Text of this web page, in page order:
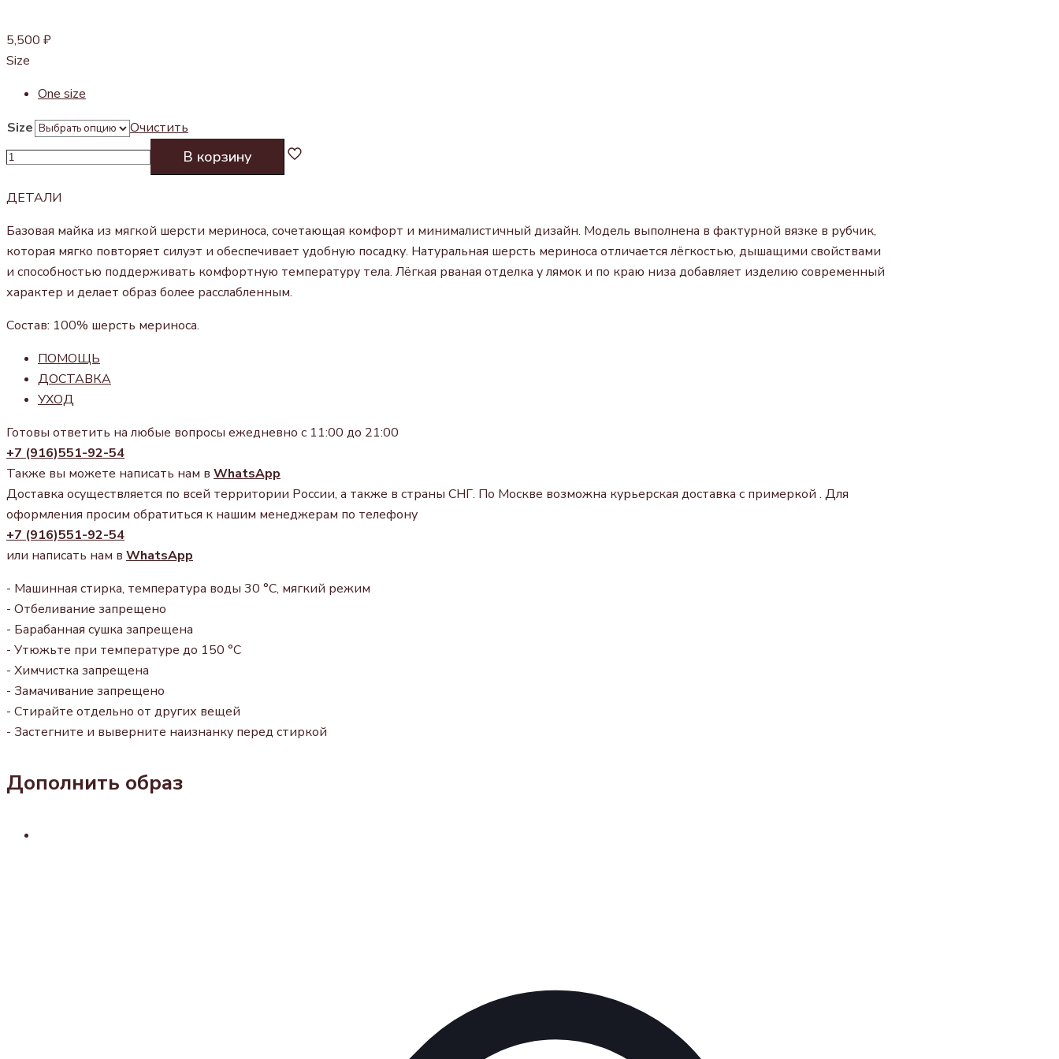
5,500 ₽
Size
One size
Size
Очистить
Количество
МАЙКА
ШЕРСТИ
СЕРАЯ
В корзину
ДЕТАЛИ
Базовая майка из мягкой шерсти мериноса, сочетающая комфорт и минималистичный дизайн. Модель выполнена в фактурной вязке в рубчик,
которая мягко повторяет силуэт и обеспечивает удобную посадку. Натуральная шерсть мериноса отличается лёгкостью, дышащими свойствами
и способностью поддерживать комфортную температуру тела. Лёгкая рваная отделка у лямок и по краю низа добавляет изделию современный
характер и делает образ более расслабленным.
Состав: 100% шерсть мериноса.
ПОМОЩЬ
ДОСТАВКА
УХОД
Готовы ответить на любые вопросы ежедневно с 11:00 до 21:00
+7 (916)551-92-54
Также вы можете написать нам в WhatsApp
Доставка осуществляется по всей территории России, а также в страны СНГ. По Москве возможна курьерская доставка с примеркой . Для
оформления просим обратиться к нашим менеджерам по телефону
+7 (916)551-92-54
или написать нам в WhatsApp
- Машинная стирка, температура воды 30 °С, мягкий режим
- Отбеливание запрещено
- Барабанная сушка запрещена
- Утюжьте при температуре до 150 °С
- Химчистка запрещена
- Замачивание запрещено
- Стирайте отдельно от других вещей
- Застегните и выверните наизнанку перед стиркой
Дополнить образ